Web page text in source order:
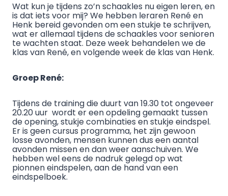
Wat kun je tijdens zo’n schaakles nu eigen leren, en
is dat iets voor mij? We hebben leraren René en
Henk bereid gevonden om een stukje te schrijven,
wat er allemaal tijdens de schaakles voor senioren
te wachten staat. Deze week behandelen we de
klas van René, en volgende week de klas van Henk.
Groep René:
Tijdens de training die duurt van 19.30 tot ongeveer
20.20 uur wordt er een opdeling gemaakt tussen
de opening, stukje combinaties en stukje eindspel.
Er is geen cursus programma, het zijn gewoon
losse avonden, mensen kunnen dus een aantal
avonden missen en dan weer aanschuiven. We
hebben wel eens de nadruk gelegd op wat
pionnen eindspelen, aan de hand van een
eindspelboek.